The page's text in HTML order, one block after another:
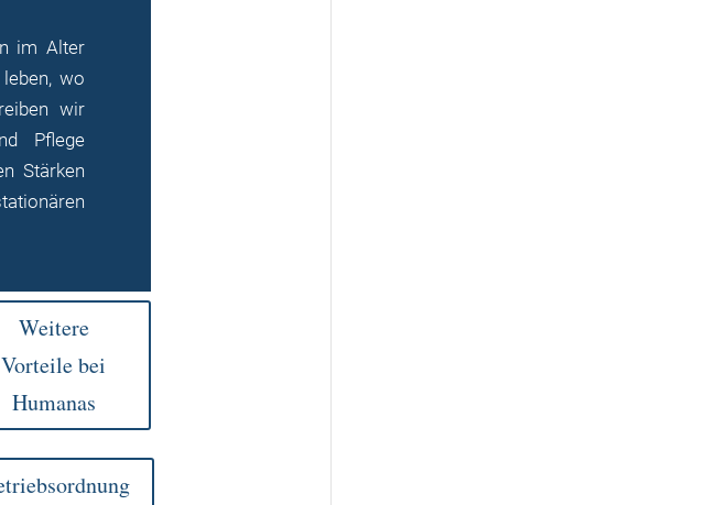
im Alter
wo
wir
Pflege
Stärken
Weitere
Vorteile bei
Humanas